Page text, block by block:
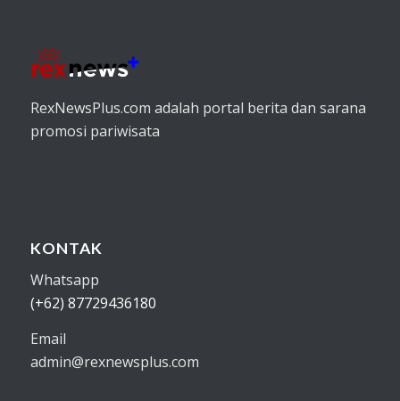
RexNewsPlus.com adalah portal berita dan sarana
promosi pariwisata
KONTAK
Whatsapp
(+62) 87729436180
Email
admin@rexnewsplus.com